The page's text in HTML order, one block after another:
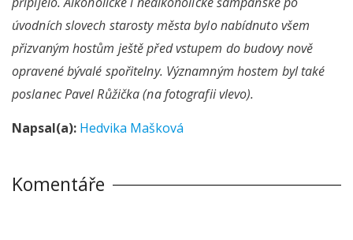
úvodních slovech starosty města bylo nabídnuto všem
přizvaným hostům ještě před vstupem do budovy nově
opravené bývalé spořitelny. Významným hostem byl také
poslanec Pavel Růžička (na fotografii vlevo).
Napsal(a): Hedvika Mašková
Komentáře